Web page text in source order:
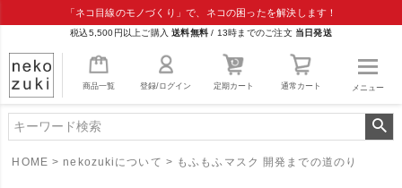
「ネコ目線のモノづくり」で、ネコの困ったを解決します！
税込5,500円以上ご購入送料無料 / 13時までのご注文 当日発送
商品一覧 登録/ログイン 定期カート 通常カート メニュー
HOME nekozukiについて もふもふマスク 開発までの道のり